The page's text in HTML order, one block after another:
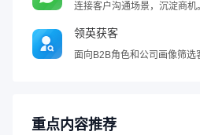
连接客户沟通场景，沉淀商机。
领英获客
面向B2B角色和公司画像筛选
重点内容推荐